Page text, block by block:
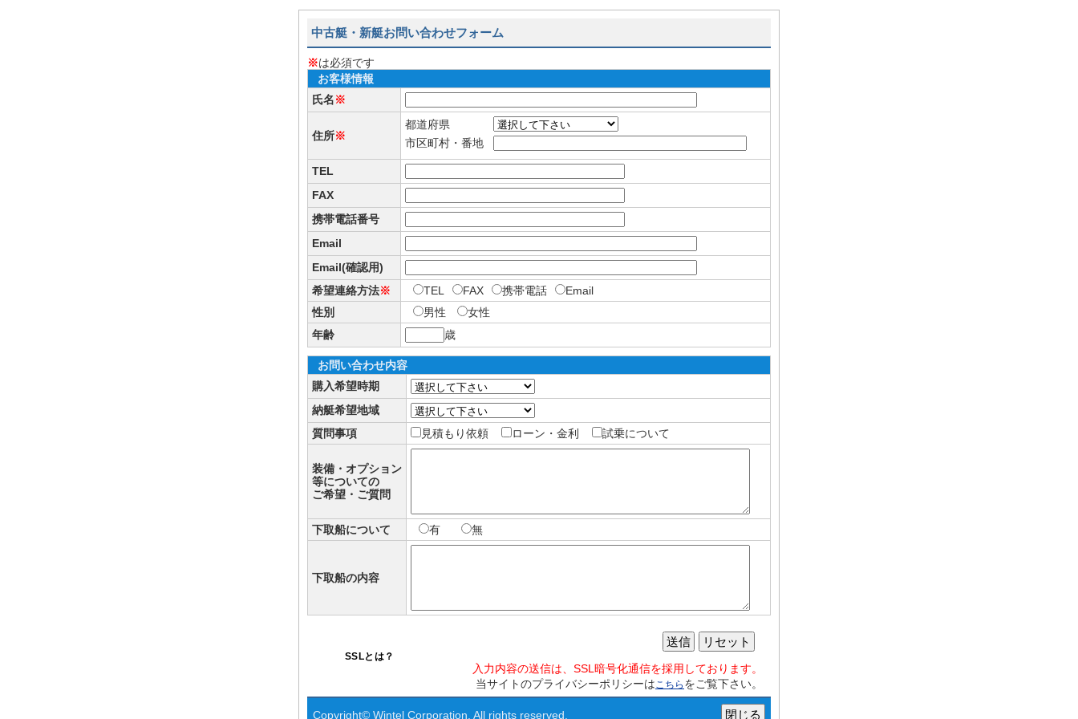
中古艇・新艇お問い合わせフォーム
※は必須です
お客様情報
氏名※
住所※
都道府県
市区町村・番地
TEL
FAX
携帯電話番号
Email
Email(確認用)
希望連絡方法※ TEL FAX 携帯電話
Email
性別
男性
女性
年齢
歳
お問い合わせ内容
購入希望時期
納艇希望地域
質問事項
見積もり依頼 ローン・金利 試乗について
装備・オプション
等についての
ご希望・ご質問
下取船について 有 無
下取船の内容
SSLとは？
リセット
送信
入力内容の送信は、SSL暗号化通信を採用しております。
当サイトのプライバシーポリシーはこちら をご覧下さい。
Copyright© Wintel Corporation. All rights reserved.